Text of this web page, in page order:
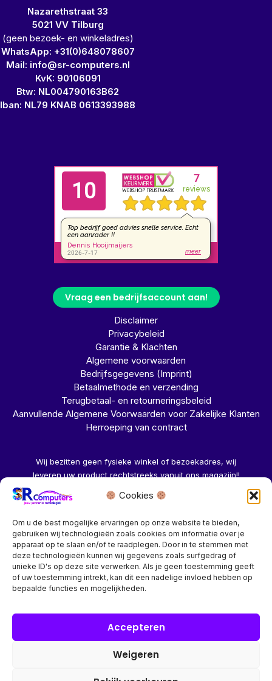
Cookies
Om u de best mogelijke ervaringen op onze website te bieden,
gebruiken wij technologieën zoals cookies om informatie over je
apparaat op te slaan en/of te raadplegen. Door in te stemmen met
deze technologieën kunnen wij gegevens zoals surfgedrag of
unieke ID's op deze site verwerken. Als je geen toestemming geeft
of uw toestemming intrekt, kan dit een nadelige invloed hebben op
bepaalde functies en mogelijkheden.
Accepteren
Weigeren
Nazarethstraat 33
5021 VV Tilburg
(geen bezoek- en winkeladres)
WhatsApp: +31(0)648078607
Mail: info@sr-computers.nl
KvK: 90106091
Btw: NL004790163B62
Iban: NL79 KNAB 0613393988
Vraag een bedrijfsaccount aan!
Disclaimer
Privacybeleid
Garantie & Klachten
Algemene voorwaarden
Bedrijfsgegevens (Imprint)
Betaalmethode en verzending
Terugbetaal- en retourneringsbeleid
Aanvullende Algemene Voorwaarden voor Zakelijke Klanten
Herroeping van contract
Wij bezitten geen fysieke winkel of bezoekadres, wij
leveren uw product rechtstreeks vanuit ons magazijn!!
Herroeping aanvragen →
Bedrijf? vraag een account aan voor speciale prijzen!
groothandel account, dan worden automatisch alle prijzen